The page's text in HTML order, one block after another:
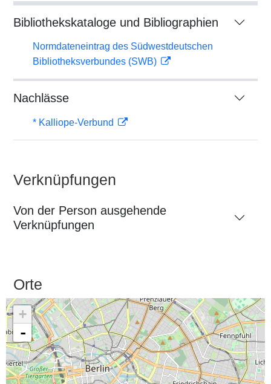
Bibliothekskataloge und Bibliographien
Normdateneintrag des Südwestdeutschen
Bibliotheksverbundes (SWB)
Nachlässe
* Kalliope-Verbund
Verknüpfungen
Von der Person ausgehende
Verknüpfungen
Orte
+
-